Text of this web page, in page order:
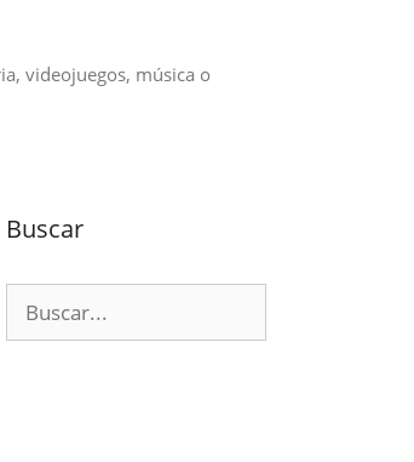
videojuegos, música o
Buscar